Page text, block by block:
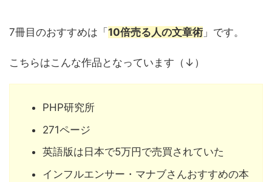
7冊目のおすすめは「 10倍売る人の文章術」です。
こちらはこんな作品となっています（↓）
PHP研究所
271ページ
英語版は日本で5万円で売買されていた
インフルエンサー・マナブさんおすすめの本